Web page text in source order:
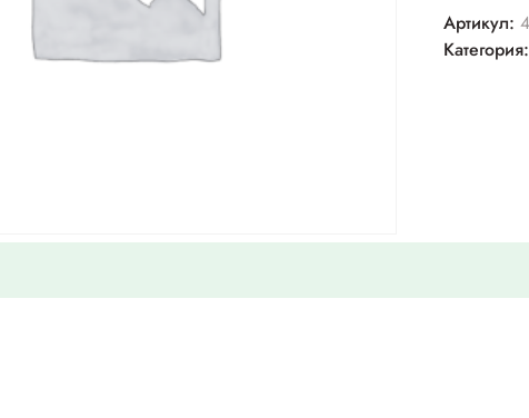
Артикул:
Категория: